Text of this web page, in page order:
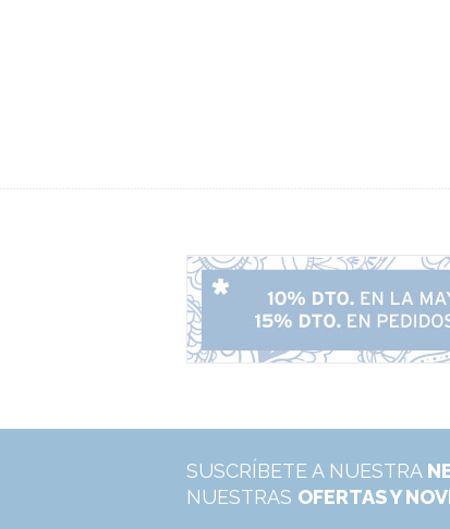
SUSCRÍBETE A NUESTRA
NUESTRAS OFERTAS Y